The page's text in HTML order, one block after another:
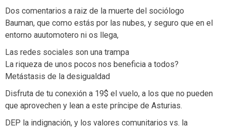
Dos comentarios a raiz de la muerte del sociólogo
Bauman, que como estás por las nubes, y seguro que en el
entorno auutomotero ni os llega,
Las redes sociales son una trampa
La riqueza de unos pocos nos beneficia a todos?
Metástasis de la desigualdad
Disfruta de tu conexión a 19$ el vuelo, a los que no pueden
que aprovechen y lean a este príncipe de Asturias.
DEP la indignación, y los valores comunitarios vs. la